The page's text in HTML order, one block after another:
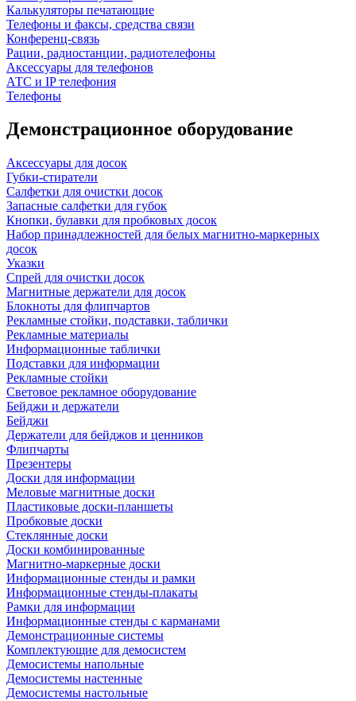
Калькуляторы печатающие
Телефоны и факсы, средства связи
Конференц-связь
Рации, радиостанции, радиотелефоны
Аксессуары для телефонов
АТС и IP телефония
Телефоны
Демонстрационное оборудование
Аксессуары для досок
Губки-стиратели
Салфетки для очистки досок
Запасные салфетки для губок
Кнопки, булавки для пробковых досок
Набор принадлежностей для белых магнитно-маркерных
досок
Указки
Спрей для очистки досок
Магнитные держатели для досок
Блокноты для флипчартов
Рекламные стойки, подставки, таблички
Рекламные материалы
Информационные таблички
Подставки для информации
Рекламные стойки
Световое рекламное оборудование
Бейджи и держатели
Бейджи
Держатели для бейджов и ценников
Флипчарты
Презентеры
Доски для информации
Меловые магнитные доски
Пластиковые доски-планшеты
Пробковые доски
Стеклянные доски
Доски комбинированные
Магнитно-маркерные доски
Информационные стенды и рамки
Информационные стенды-плакаты
Рамки для информации
Информационные стенды с карманами
Демонстрационные системы
Комплектующие для демосистем
Демосистемы напольные
Демосистемы настенные
Демосистемы настольные